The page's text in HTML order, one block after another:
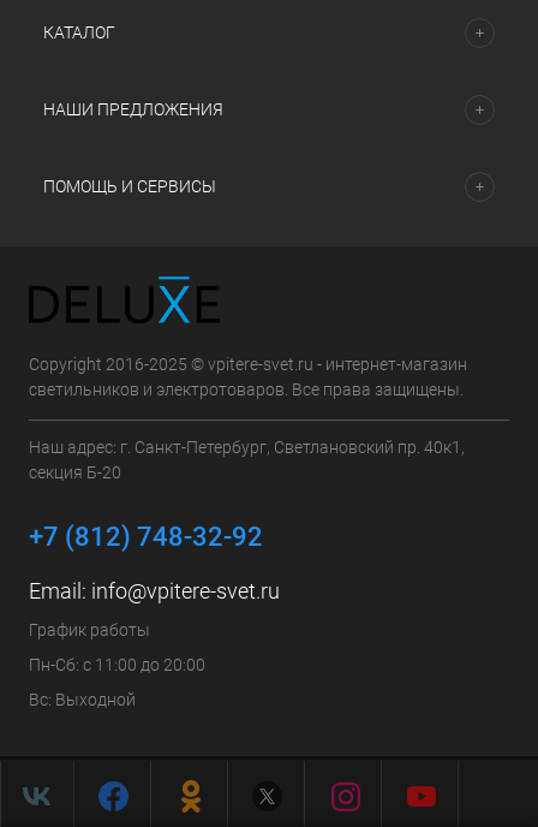
КАТАЛОГ
НАШИ ПРЕДЛОЖЕНИЯ
ПОМОЩЬ И СЕРВИСЫ
Copyright 2016-2025 © vpitere-svet.ru - интернет-магазин
светильников и электротоваров. Все права защищены.
Наш адрес: г. Санкт-Петербург, Светлановский пр. 40к1,
секция Б-20
+7 (812) 748-32-92
Email: info@vpitere-svet.ru
График работы
Пн-Сб: с 11:00 до 20:00
Вс: Выходной